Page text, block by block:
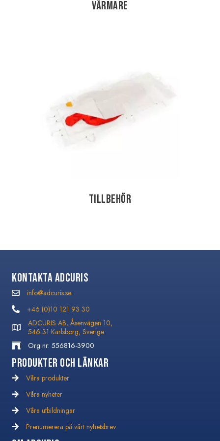
Värmare
Tillbehör
Kontakta Adcuris
info@adcuris.se
info@adcuris.se
+46 (0)10 121 93 30
+46 (0)10 121 93 30
ADCURIS AB, Åsenvägen 10,
546 31 Karlsborg, Sverige
Org nr: 556816-3900
Produkter och Länkar
Våra produkter
Våra nyheter
Våra nyheter
Våra utbildningar
Våra utbildningar
Prenumerera på vårt nyhetsbrev
Prenumerera på vårt nyhetsbrev